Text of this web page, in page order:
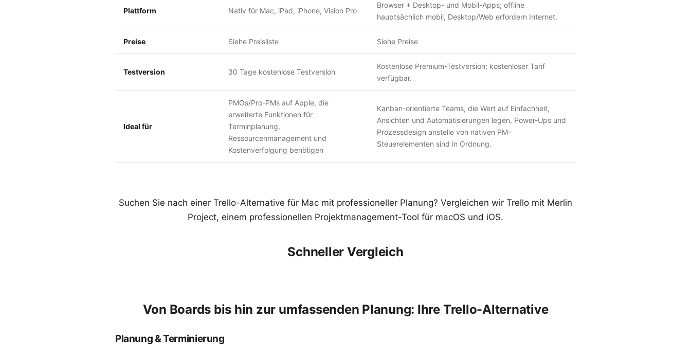
Plattform Nativ für Mac, iPad, iPhone, Vision Pro
Browser + Desktop- und Mobil-Apps; offline
hauptsächlich mobil, Desktop/Web erfordern Internet.
Preise Siehe Preisliste Siehe Preise
Testversion 30 Tage kostenlose Testversion
Kostenlose Premium-Testversion; kostenloser Tarif
verfügbar.
Ideal für
PMOs/Pro-PMs auf Apple, die
erweiterte Funktionen für
Terminplanung,
Ressourcenmanagement und
Kostenverfolgung benötigen
Kanban-orientierte Teams, die Wert auf Einfachheit,
Ansichten und Automatisierungen legen, Power-Ups und
Prozessdesign anstelle von nativen PM-
Steuerelementen sind in Ordnung.
Suchen Sie nach einer Trello-Alternative für Mac mit professioneller Planung? Vergleichen wir Trello mit Merlin
Project, einem professionellen Projektmanagement-Tool für macOS und iOS.
Schneller Vergleich
Von Boards bis hin zur umfassenden Planung: Ihre Trello-Alternative
Planung & Terminierung